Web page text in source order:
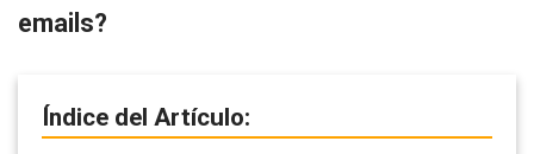
emails?
Índice del Artículo: